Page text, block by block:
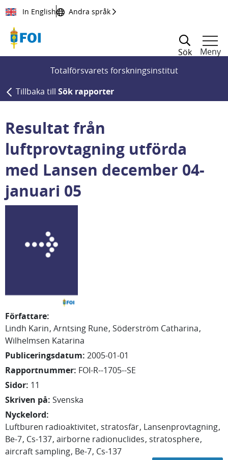
Till innehållet
In English Andra språk
Sök
Meny
Totalförsvarets forskningsinstitut
Tillbaka till Sök rapporter
Resultat från
luftprovtagning utförda
med Lansen december 04-
januari 05
Författare:
Lindh Karin Arntsing Rune Söderström Catharina
Wilhelmsen Katarina
Publiceringsdatum: 2005-01-01
Rapportnummer: FOI-R--1705--SE
Sidor: 11
Skriven på: Svenska
Nyckelord:
Luftburen radioaktivitet stratosfär Lansenprovtagning
Be-7 Cs-137 airborne radionuclides stratosphere
aircraft sampling Be-7 Cs-137